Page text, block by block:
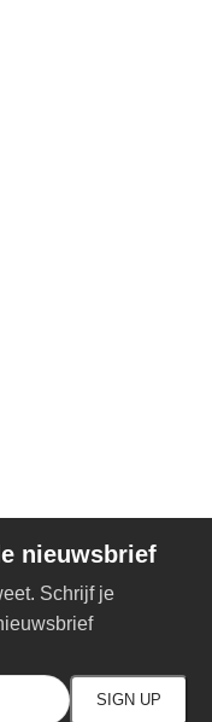
nieuwsbrief
Schrijf je